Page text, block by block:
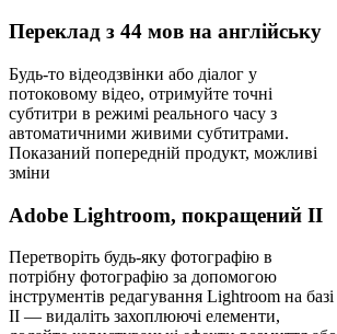
Переклад з 44 мов на англійську
Будь-то відеодзвінки або діалог у
потоковому відео, отримуйте точні
субтитри в режимі реального часу з
автоматичними живими субтитрами.
Показаний попередній продукт, можливі
зміни
Adobe Lightroom, покращений II
Перетворіть будь-яку фотографію в
потрібну фотографію за допомогою
інструментів редагування Lightroom на базі
II — видаліть захоплюючі елементи,